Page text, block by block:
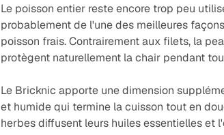
Le poisson entier reste encore trop peu
probablement de l'une des meilleures
poisson frais. Contrairement aux filets, la
protègent naturellement la chair pendant
Le Bricknic apporte une dimension
et humide qui termine la cuisson tout en
herbes diffusent leurs huiles essentielles et